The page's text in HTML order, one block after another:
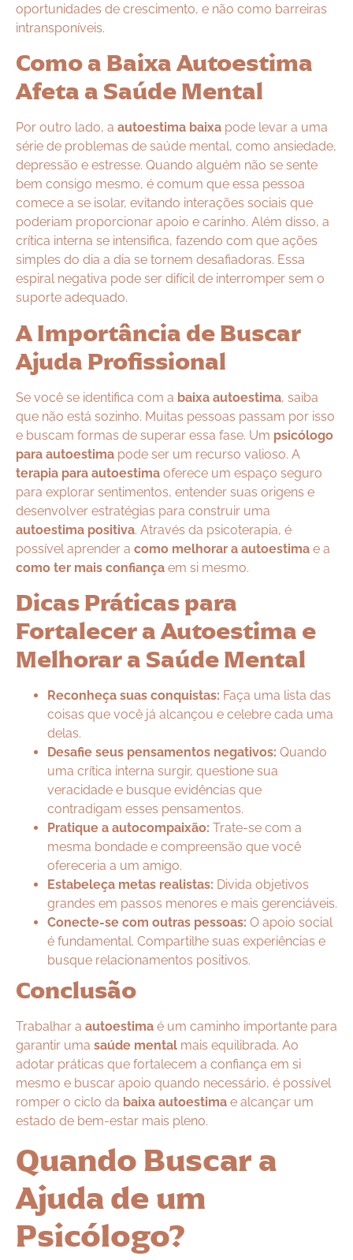
oportunidades de crescimento, e não como barreiras
intransponíveis.
Como a Baixa Autoestima
Afeta a Saúde Mental
Por outro lado, a autoestima baixa pode levar a uma
série de problemas de saúde mental, como ansiedade,
depressão e estresse. Quando alguém não se sente
bem consigo mesmo, é comum que essa pessoa
comece a se isolar, evitando interações sociais que
poderiam proporcionar apoio e carinho. Além disso, a
crítica interna se intensifica, fazendo com que ações
simples do dia a dia se tornem desafiadoras. Essa
espiral negativa pode ser difícil de interromper sem o
suporte adequado.
A Importância de Buscar
Ajuda Profissional
Se você se identifica com a baixa autoestima, saiba
que não está sozinho. Muitas pessoas passam por isso
e buscam formas de superar essa fase. Um psicólogo
para autoestima pode ser um recurso valioso. A
terapia para autoestima oferece um espaço seguro
para explorar sentimentos, entender suas origens e
desenvolver estratégias para construir uma
autoestima positiva. Através da psicoterapia, é
possível aprender a como melhorar a autoestima e a
como ter mais confiança em si mesmo.
Dicas Práticas para
Fortalecer a Autoestima e
Melhorar a Saúde Mental
Reconheça suas conquistas: Faça uma lista das
coisas que você já alcançou e celebre cada uma
delas.
Desafie seus pensamentos negativos: Quando
uma crítica interna surgir, questione sua
veracidade e busque evidências que
contradigam esses pensamentos.
Pratique a autocompaixão: Trate-se com a
mesma bondade e compreensão que você
ofereceria a um amigo.
Estabeleça metas realistas: Divida objetivos
grandes em passos menores e mais gerenciáveis.
Conecte-se com outras pessoas: O apoio social
é fundamental. Compartilhe suas experiências e
busque relacionamentos positivos.
Conclusão
Trabalhar a autoestima é um caminho importante para
garantir uma saúde mental mais equilibrada. Ao
adotar práticas que fortalecem a confiança em si
mesmo e buscar apoio quando necessário, é possível
romper o ciclo da baixa autoestima e alcançar um
estado de bem-estar mais pleno.
Quando Buscar a
Ajuda de um
Psicólogo?